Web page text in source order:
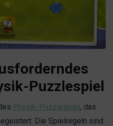
Puzzlespiel
Physik-Puzzlespiel, das
Die Spielregeln sind